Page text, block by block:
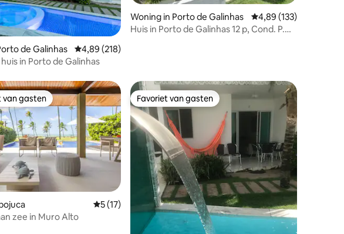
4,97 uit 5, 34 recensies
de Galinhas Gemiddelde beoordeling van 4,89 uit 5, 218 recensies
4,89 (218)
in Porto de Galinhas
Woning in Porto de Galinhas Gemiddelde
4,89 (133)
Huis in Porto de Galinhas 12 p, Cond. P.
4,83 uit 5, 140 recensies
van gasten
van gasten
Gemiddelde beoordeling van 5 uit 5, 17 recensies
5 (17)
zee in Muro Alto
Favoriet van gasten
Favoriet van gasten